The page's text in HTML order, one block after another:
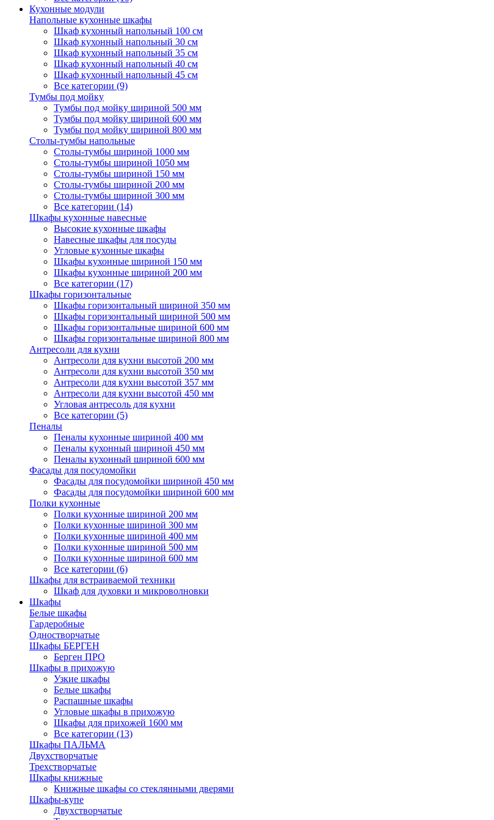
Кухонные модули
Напольные кухонные шкафы
Шкаф кухонный напольный 100 см
Шкаф кухонный напольный 30 см
Шкаф кухонный напольный 35 см
Шкаф кухонный напольный 40 см
Шкаф кухонный напольный 45 см
Все категории (9)
Тумбы под мойку
Тумбы под мойку шириной 500 мм
Тумбы под мойку шириной 600 мм
Тумбы под мойку шириной 800 мм
Столы-тумбы напольные
Столы-тумбы шириной 1000 мм
Столы-тумбы шириной 1050 мм
Столы-тумбы шириной 150 мм
Столы-тумбы шириной 200 мм
Столы-тумбы шириной 300 мм
Все категории (14)
Шкафы кухонные навесные
Высокие кухонные шкафы
Навесные шкафы для посуды
Угловые кухонные шкафы
Шкафы кухонные шириной 150 мм
Шкафы кухонные шириной 200 мм
Все категории (17)
Шкафы горизонтальные
Шкафы горизонтальный шириной 350 мм
Шкафы горизонтальный шириной 500 мм
Шкафы горизонтальные шириной 600 мм
Шкафы горизонтальные шириной 800 мм
Антресоли для кухни
Антресоли для кухни высотой 200 мм
Антресоли для кухни высотой 350 мм
Антресоли для кухни высотой 357 мм
Антресоли для кухни высотой 450 мм
Угловая антресоль для кухни
Все категории (5)
Пеналы
Пеналы кухонные шириной 400 мм
Пеналы кухонный шириной 450 мм
Пеналы кухонный шириной 600 мм
Фасады для посудомойки
Фасады для посудомойки шириной 450 мм
Фасады для посудомойки шириной 600 мм
Полки кухонные
Полки кухонные шириной 200 мм
Полки кухонные шириной 300 мм
Полки кухонные шириной 400 мм
Полки кухонные шириной 500 мм
Полки кухонные шириной 600 мм
Все категории (6)
Шкафы для встраиваемой техники
Шкаф для духовки и микроволновки
Шкафы
Белые шкафы
Гардеробные
Одностворчатые
Шкафы БЕРГЕН
Берген ПРО
Шкафы в прихожую
Узкие шкафы
Белые шкафы
Распашные шкафы
Угловые шкафы в прихожую
Шкафы для прихожей 1600 мм
Все категории (13)
Шкафы ПАЛЬМА
Двухстворчатые
Трехстворчатые
Шкафы книжные
Книжные шкафы со стеклянными дверями
Шкафы-купе
Двухстворчатые